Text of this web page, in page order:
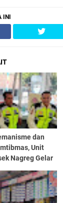
INI
dan
Unit
Nagreg Gelar